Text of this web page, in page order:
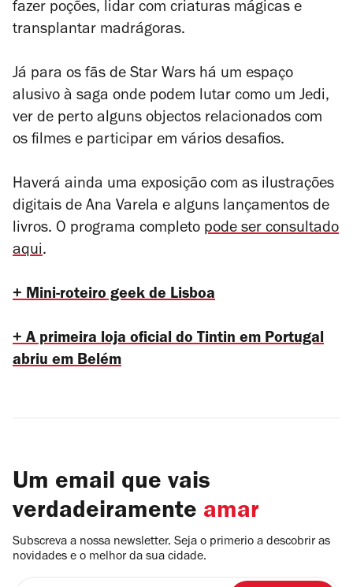
fazer poções, lidar com criaturas mágicas e
transplantar madrágoras.
Já para os fãs de Star Wars há um espaço
alusivo à saga onde podem lutar como um Jedi,
ver de perto alguns objectos relacionados com
os filmes e participar em vários desafios.
Haverá ainda uma exposição com as ilustrações
digitais de Ana Varela e alguns lançamentos de
livros. O programa completo pode ser consultado
aqui.
+ Mini-roteiro geek de Lisboa
+ A primeira loja oficial do Tintin em Portugal
abriu em Belém
Um email que vais
verdadeiramente amar
Subscreva a nossa newsletter. Seja o primerio a descobrir as
novidades e o melhor da sua cidade.